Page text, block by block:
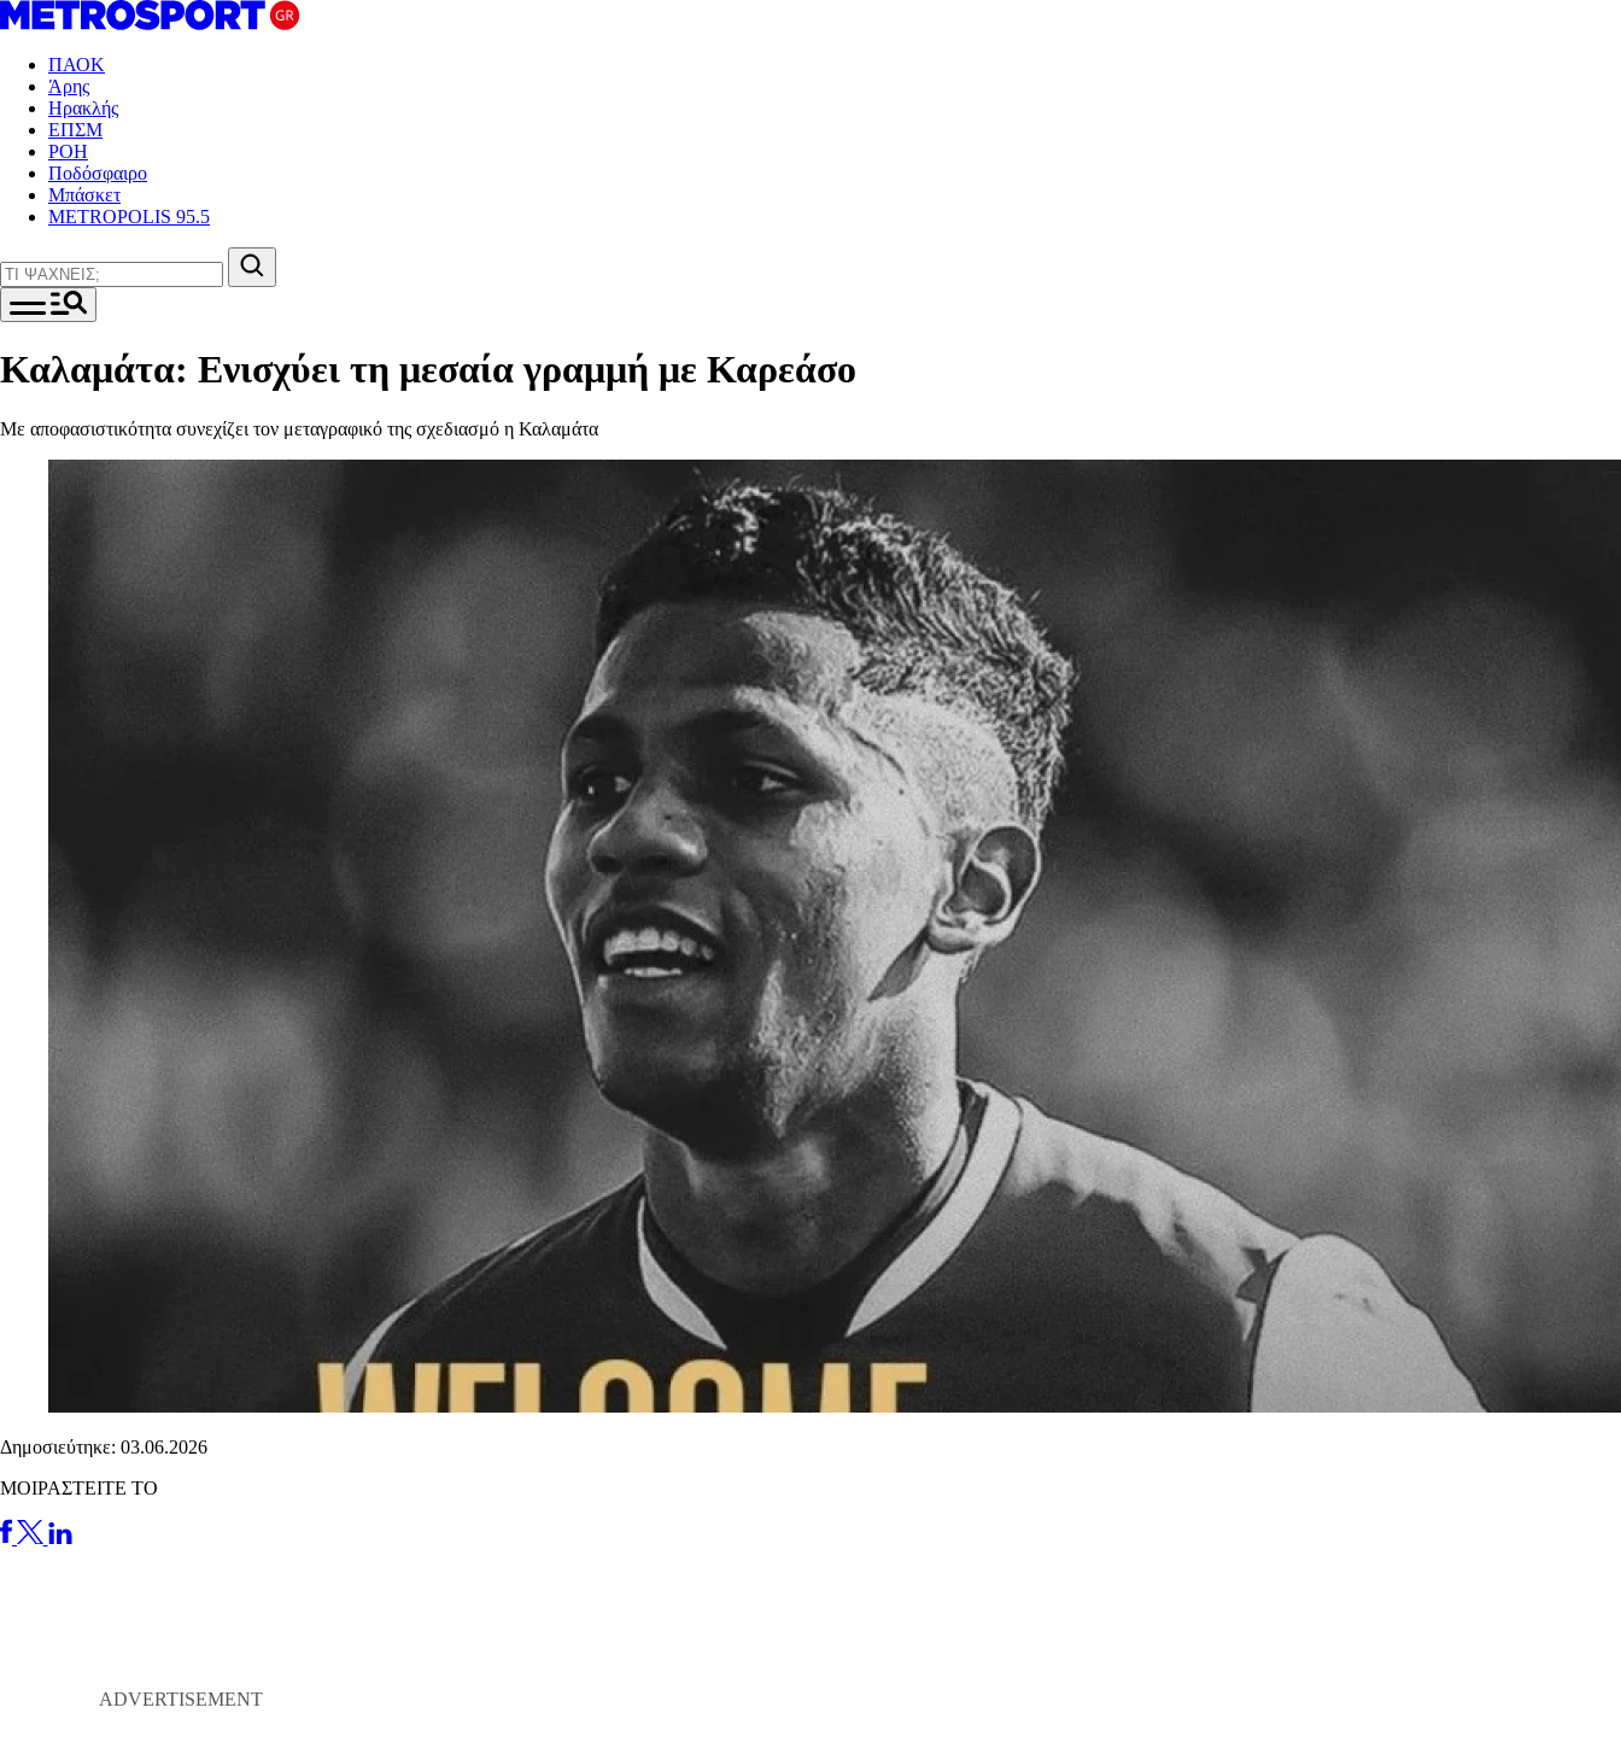
ΠΑΟΚ
Άρης
Ηρακλής
ΕΠΣΜ
ΡΟΗ
Ποδόσφαιρο
Μπάσκετ
METROPOLIS 95.5
Καλαμάτα: Ενισχύει τη μεσαία γραμμή με Καρεάσο
Με αποφασιστικότητα συνεχίζει τον μεταγραφικό της σχεδιασμό η Καλαμάτα
Δημοσιεύτηκε: 03.06.2026
ΜΟΙΡΑΣΤΕΙΤΕ ΤΟ